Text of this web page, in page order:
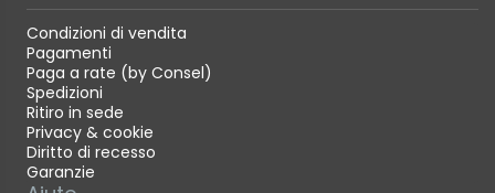
Condizioni di vendita
Pagamenti
Paga a rate (by Consel)
Spedizioni
Ritiro in sede
Privacy & cookie
Diritto di recesso
Garanzie